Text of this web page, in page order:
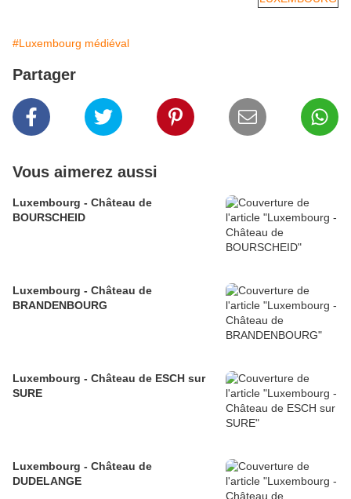
#Luxembourg médiéval
Partager
Vous aimerez aussi
Luxembourg - Château de
BOURSCHEID
Luxembourg - Château de
BRANDENBOURG
Luxembourg - Château de ESCH sur
SURE
Luxembourg - Château de
DUDELANGE